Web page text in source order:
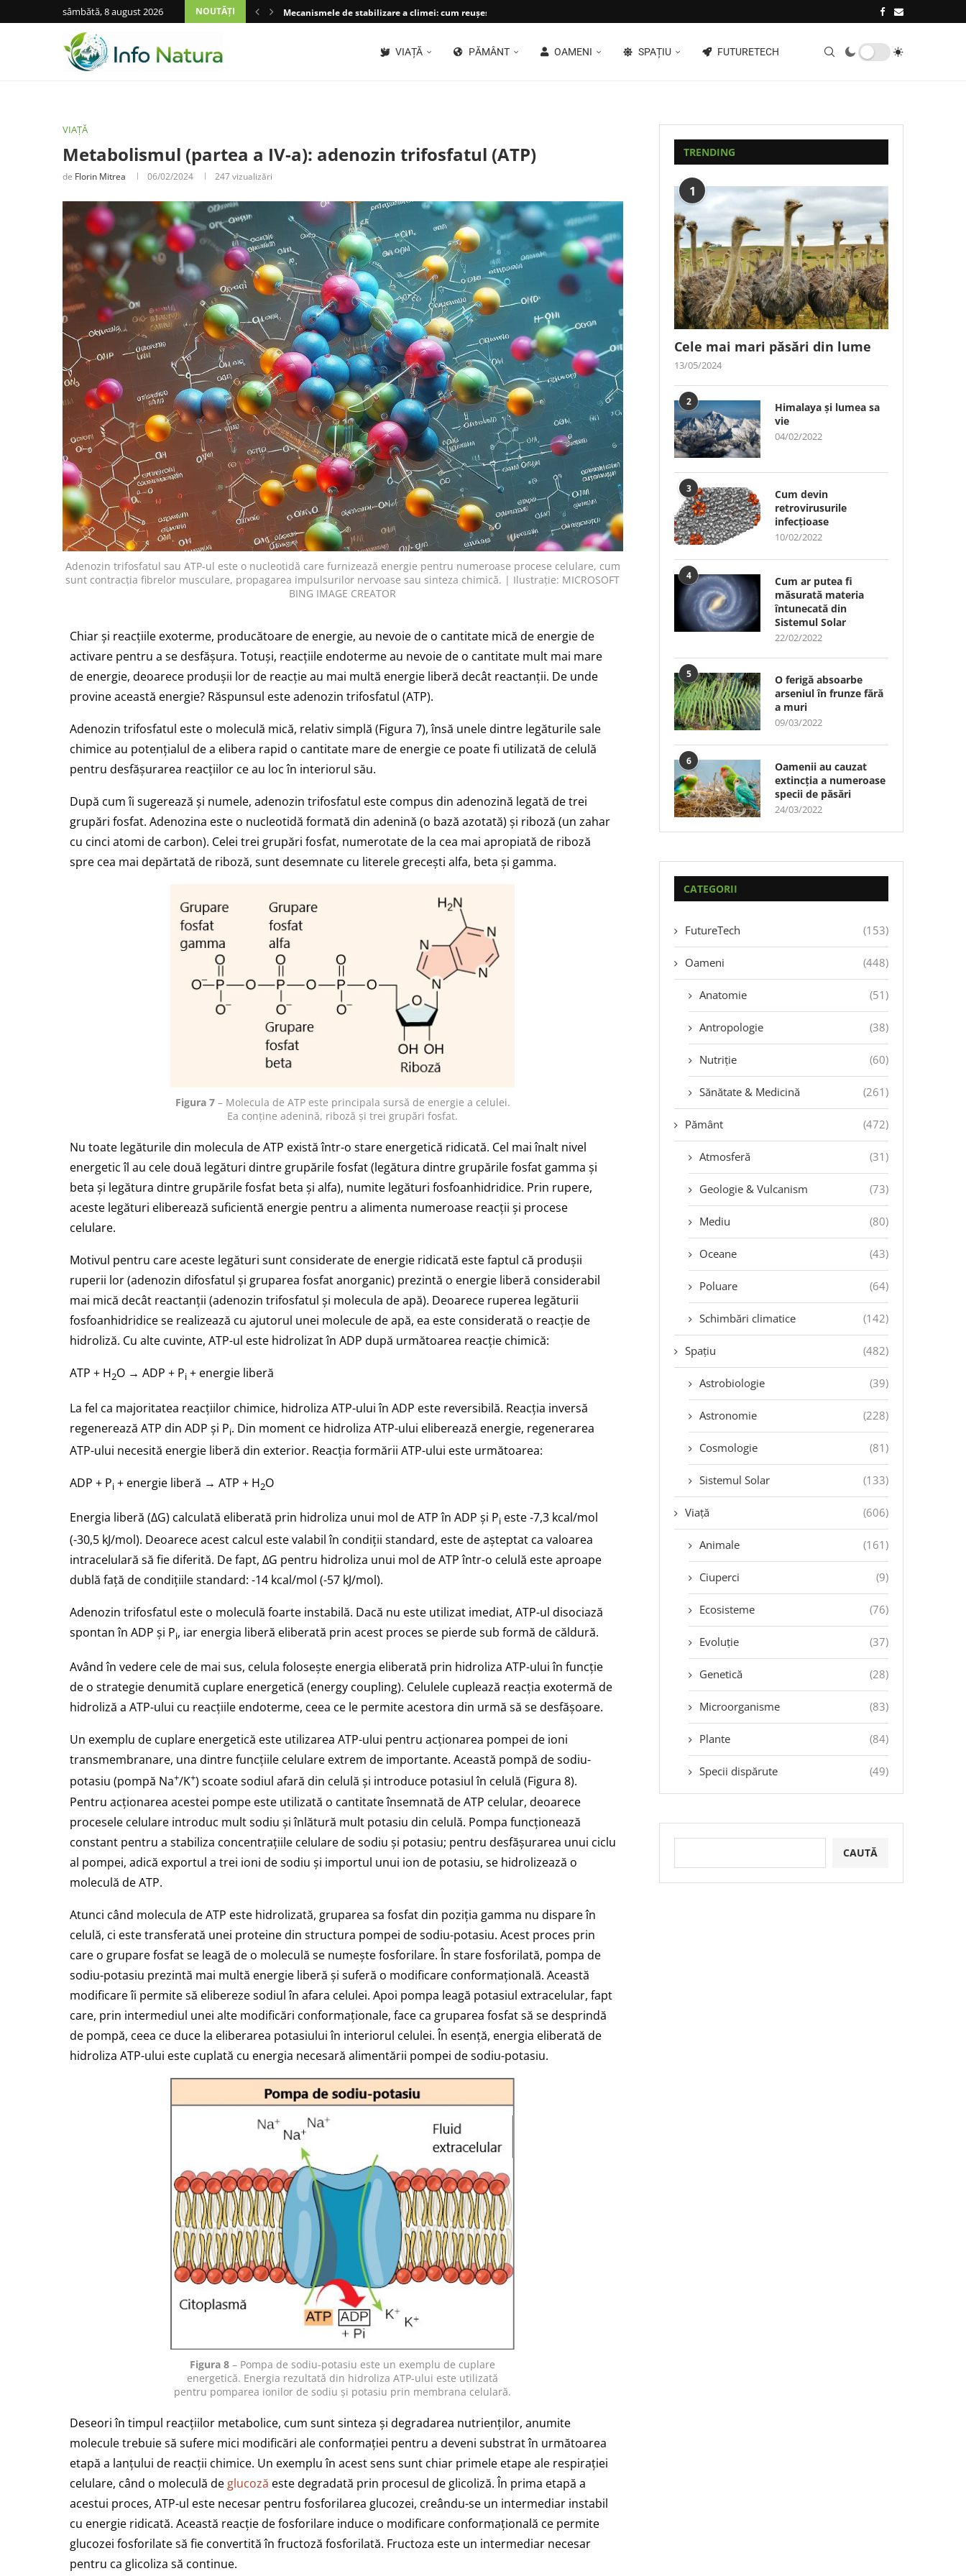
sâmbătă, 8 august 2026 NOUTĂȚI Mecanismele de stabilizare a climei: cum reușește planeta...
VIAȚĂ PĂMÂNT OAMENI SPAȚIU FUTURETECH
VIAȚĂ
Metabolismul (partea a IV-a): adenozin trifosfatul (ATP)
de Florin Mitrea 06/02/2024 247vizualizări
Adenozin trifosfatul sau ATP-ul este o nucleotidă care furnizează energie pentru numeroase procese celulare, cum
sunt contracția fibrelor musculare, propagarea impulsurilor nervoase sau sinteza chimică. | Ilustrație: MICROSOFT
BING IMAGE CREATOR
Chiar și reacțiile exoterme, producătoare de energie, au nevoie de o cantitate mică de energie de
activare pentru a se desfășura. Totuși, reacțiile endoterme au nevoie de o cantitate mult mai mare
de energie, deoarece produșii lor de reacție au mai multă energie liberă decât reactanții. De unde
provine această energie? Răspunsul este adenozin trifosfatul (ATP).
Adenozin trifosfatul este o moleculă mică, relativ simplă (Figura 7), însă unele dintre legăturile sale
chimice au potențialul de a elibera rapid o cantitate mare de energie ce poate fi utilizată de celulă
pentru desfășurarea reacțiilor ce au loc în interiorul său.
După cum îi sugerează și numele, adenozin trifosfatul este compus din adenozină legată de trei
grupări fosfat. Adenozina este o nucleotidă formată din adenină (o bază azotată) și riboză (un zahar
cu cinci atomi de carbon). Celei trei grupări fosfat, numerotate de la cea mai apropiată de riboză
spre cea mai depărtată de riboză, sunt desemnate cu literele grecești alfa, beta și gamma.
Figura 7– Molecula de ATP este principala sursă de energie a celulei.
Ea conține adenină, riboză și trei grupări fosfat.
Nu toate legăturile din molecula de ATP există într-o stare energetică ridicată. Cel mai înalt nivel
energetic îl au cele două legături dintre grupările fosfat (legătura dintre grupările fosfat gamma și
beta și legătura dintre grupările fosfat beta și alfa), numite legături fosfoanhidridice. Prin rupere,
aceste legături eliberează suficientă energie pentru a alimenta numeroase reacții și procese
celulare.
Motivul pentru care aceste legături sunt considerate de energie ridicată este faptul că produșii
ruperii lor (adenozin difosfatul și gruparea fosfat anorganic) prezintă o energie liberă considerabil
mai mică decât reactanții (adenozin trifosfatul și molecula de apă). Deoarece ruperea legăturii
fosfoanhidridice se realizează cu ajutorul unei molecule de apă, ea este considerată o reacție de
hidroliză. Cu alte cuvinte, ATP-ul este hidrolizat în ADP după următoarea reacție chimică:
ATP + H2O → ADP + Pi + energie liberă
La fel ca majoritatea reacțiilor chimice, hidroliza ATP-ului în ADP este reversibilă. Reacția inversă
regenerează ATP din ADP și Pi. Din moment ce hidroliza ATP-ului eliberează energie, regenerarea
ATP-ului necesită energie liberă din exterior. Reacția formării ATP-ului este următoarea:
ADP + Pi + energie liberă → ATP + H2O
Energia liberă (ΔG) calculată eliberată prin hidroliza unui mol de ATP în ADP și Pi este -7,3 kcal/mol
(-30,5 kJ/mol). Deoarece acest calcul este valabil în condiții standard, este de așteptat ca valoarea
intracelulară să fie diferită. De fapt, ΔG pentru hidroliza unui mol de ATP într-o celulă este aproape
dublă față de condițiile standard: -14 kcal/mol (-57 kJ/mol).
Adenozin trifosfatul este o moleculă foarte instabilă. Dacă nu este utilizat imediat, ATP-ul disociază
spontan în ADP și Pi, iar energia liberă eliberată prin acest proces se pierde sub formă de căldură.
Având în vedere cele de mai sus, celula folosește energia eliberată prin hidroliza ATP-ului în funcție
de o strategie denumită cuplare energetică (energy coupling). Celulele cuplează reacția exotermă de
hidroliză a ATP-ului cu reacțiile endoterme, ceea ce le permite acestora din urmă să se desfășoare.
Un exemplu de cuplare energetică este utilizarea ATP-ului pentru acționarea pompei de ioni
transmembranare, una dintre funcțiile celulare extrem de importante. Această pompă de sodiu-
potasiu (pompă Na+/K+) scoate sodiul afară din celulă și introduce potasiul în celulă (Figura 8).
Pentru acționarea acestei pompe este utilizată o cantitate însemnată de ATP celular, deoarece
procesele celulare introduc mult sodiu și înlătură mult potasiu din celulă. Pompa funcționează
constant pentru a stabiliza concentrațiile celulare de sodiu și potasiu; pentru desfășurarea unui ciclu
al pompei, adică exportul a trei ioni de sodiu și importul unui ion de potasiu, se hidrolizează o
moleculă de ATP.
Atunci când molecula de ATP este hidrolizată, gruparea sa fosfat din poziția gamma nu dispare în
celulă, ci este transferată unei proteine din structura pompei de sodiu-potasiu. Acest proces prin
care o grupare fosfat se leagă de o moleculă se numește fosforilare. În stare fosforilată, pompa de
sodiu-potasiu prezintă mai multă energie liberă și suferă o modificare conformațională. Această
modificare îi permite să elibereze sodiul în afara celulei. Apoi pompa leagă potasiul extracelular, fapt
care, prin intermediul unei alte modificări conformaționale, face ca gruparea fosfat să se desprindă
de pompă, ceea ce duce la eliberarea potasiului în interiorul celulei. În esență, energia eliberată de
hidroliza ATP-ului este cuplată cu energia necesară alimentării pompei de sodiu-potasiu.
Figura 8 – Pompa de sodiu-potasiu este un exemplu de cuplare
energetică. Energia rezultată din hidroliza ATP-ului este utilizată
pentru pomparea ionilor de sodiu și potasiu prin membrana celulară.
Deseori în timpul reacțiilor metabolice, cum sunt sinteza și degradarea nutrienților, anumite
molecule trebuie să sufere mici modificări ale conformației pentru a deveni substrat în următoarea
etapă a lanțului de reacții chimice. Un exemplu în acest sens sunt chiar primele etape ale respirației
celulare, când o moleculă de glucoză este degradată prin procesul de glicoliză. În prima etapă a
acestui proces, ATP-ul este necesar pentru fosforilarea glucozei, creându-se un intermediar instabil
cu energie ridicată. Această reacție de fosforilare induce o modificare conformațională ce permite
glucozei fosforilate să fie convertită în fructoză fosforilată. Fructoza este un intermediar necesar
pentru ca glicoliza să continue.
TRENDING
1
Cele mai mari păsări din lume
13/05/2024
2
Himalaya și lumea sa
vie
04/02/2022
3
Cum devin
retrovirusurile
infecțioase
10/02/2022
4
Cum ar putea fi
măsurată materia
întunecată din
Sistemul Solar
22/02/2022
5
O ferigă absoarbe
arseniul în frunze fără
a muri
09/03/2022
6
Oamenii au cauzat
extincția a numeroase
specii de păsări
24/03/2022
CATEGORII
FutureTech (153)
Oameni (448)
Anatomie (51)
Antropologie (38)
Nutriție (60)
Sănătate & Medicină (261)
Pământ (472)
Atmosferă (31)
Geologie & Vulcanism (73)
Mediu (80)
Oceane (43)
Poluare (64)
Schimbări climatice (142)
Spațiu (482)
Astrobiologie (39)
Astronomie (228)
Cosmologie (81)
Sistemul Solar (133)
Viață (606)
Animale (161)
Ciuperci (9)
Ecosisteme (76)
Evoluție (37)
Genetică (28)
Microorganisme (83)
Plante (84)
Specii dispărute (49)
CAUTĂ